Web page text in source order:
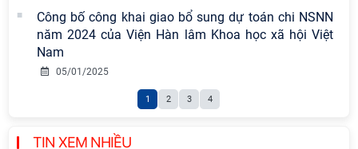
Công bố công khai giao bổ sung dự toán chi NSNN
năm 2024 của Viện Hàn lâm Khoa học xã hội Việt
Nam
05/01/2025
1 2 3 4
TIN XEM NHIỀU